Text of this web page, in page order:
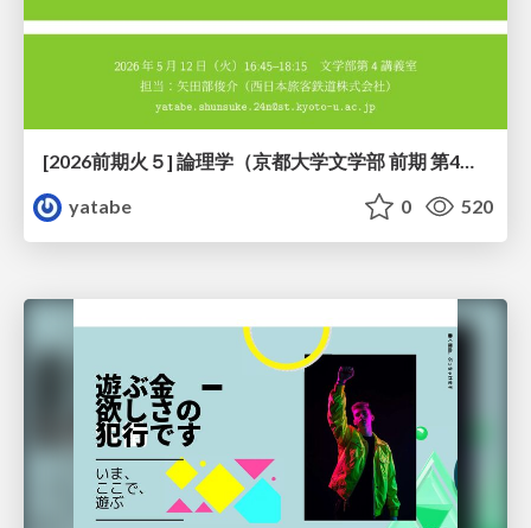
yatabe
0 520